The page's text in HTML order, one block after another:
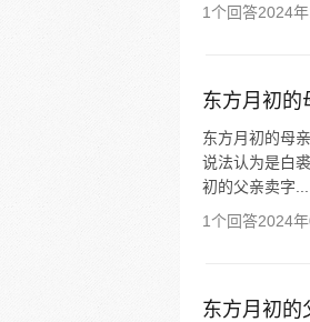
1个回答2024
东方月初的
东方月初的母
说法认为是白
初的父亲卖字...
1个回答2024
东方月初的